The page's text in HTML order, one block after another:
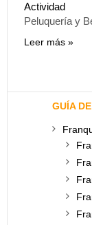
Actividad
Peluquería y
Leer más
GUÍA